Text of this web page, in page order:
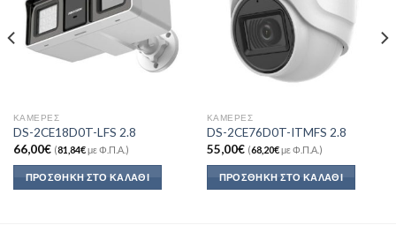
Wishlist
ΚΆΜΕΡΕΣ
DS-2CE18D0T-LFS 2.8
66,00€ (81,84€με Φ.Π.Α.)
ΠΡΟΣΘΉΚΗ ΣΤΟ ΚΑΛΆΘΙ
Wishlist
ΚΆΜΕΡΕΣ
DS-2CE76D0T-ITMFS 2.8
55,00€ (68,20€με Φ.Π.Α.)
ΠΡΟΣΘΉΚΗ ΣΤΟ ΚΑΛΆΘΙ